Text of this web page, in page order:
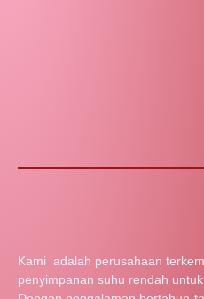
Kami adalah perusahaan
penyimpanan suhu rendah